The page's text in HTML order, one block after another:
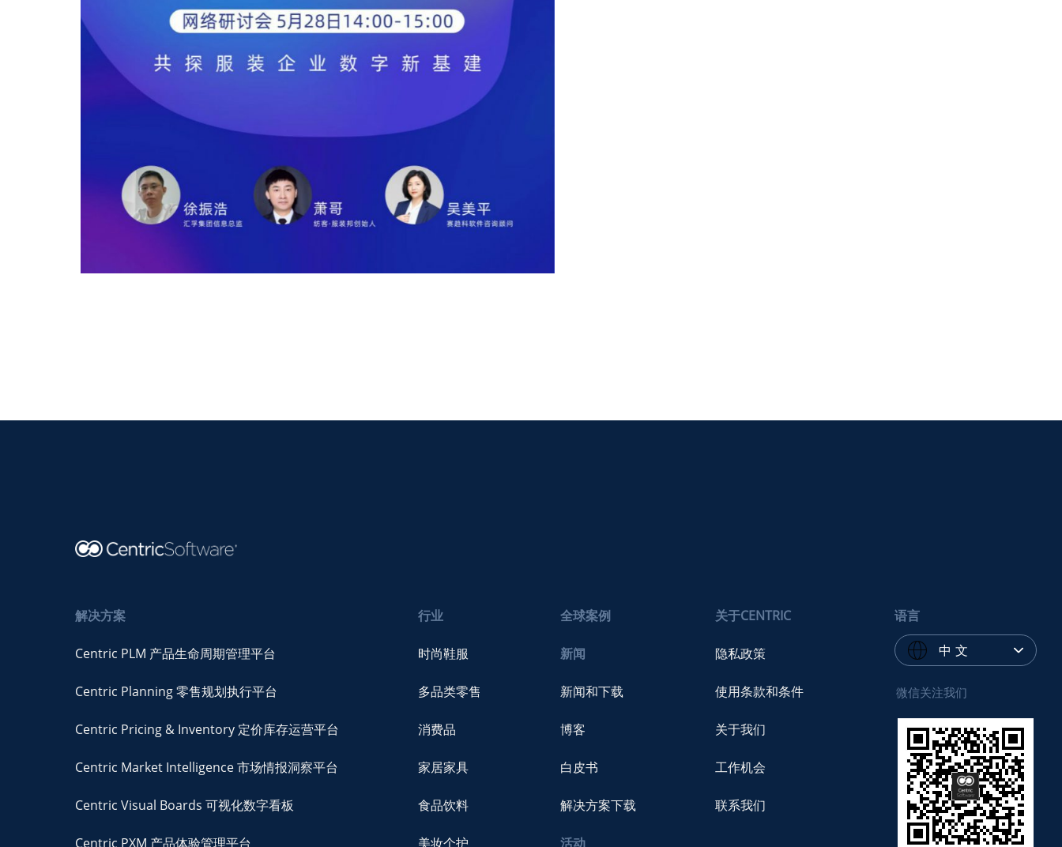
解决方案
Centric PLM 产品生命周期管理平台
Centric Planning 零售规划执行平台
Centric Pricing & Inventory 定价库存运营平台
Centric Market Intelligence 市场情报洞察平台
Centric Visual Boards 可视化数字看板
Centric PXM 产品体验管理平台
行业
时尚鞋服
多品类零售
消费品
家居家具
食品饮料
美妆个护
全球案例
新闻
新闻和下载
博客
白皮书
解决方案下载
活动
关于CENTRIC
隐私政策
使用条款和条件
关于我们
工作机会
联系我们
语言
中 文
微信关注我们